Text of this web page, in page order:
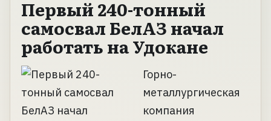
Первый 240-тонный
самосвал БелАЗ начал
работать на Удокане
Горно-
металлургическая
компания